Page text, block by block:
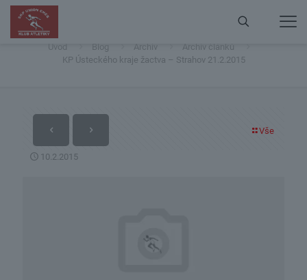
KP Ústeckého kraje žactva – Strahov 21.2.2015
Úvod Blog Archiv
Archiv článků
KP Ústeckého kraje žactva – Strahov 21.2.2015
Vše
10.2.2015